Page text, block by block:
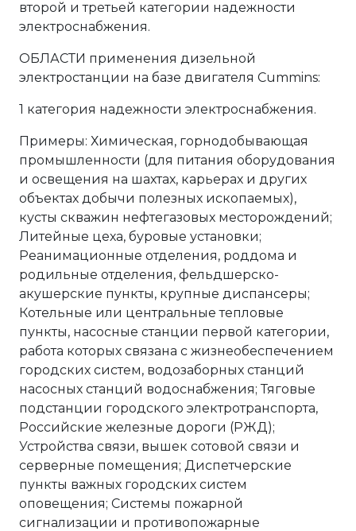
второй и третьей категории надежности
электроснабжения.
ОБЛАСТИ применения дизельной
электростанции на базе двигателя Cummins:
1 категория надежности электроснабжения.
Примеры: Химическая, горнодобывающая
промышленности (для питания оборудования
и освещения на шахтах, карьерах и других
объектах добычи полезных ископаемых),
кусты скважин нефтегазовых месторождений;
Литейные цеха, буровые установки;
Реанимационные отделения, роддома и
родильные отделения, фельдшерско-
акушерские пункты, крупные диспансеры;
Котельные или центральные тепловые
пункты, насосные станции первой категории,
работа которых связана с жизнеобеспечением
городских систем, водозаборных станций
насосных станций водоснабжения; Тяговые
подстанции городского электротранспорта,
Российские железные дороги (РЖД);
Устройства связи, вышек сотовой связи и
серверные помещения; Диспетчерские
пункты важных городских систем
оповещения; Системы пожарной
сигнализации и противопожарные